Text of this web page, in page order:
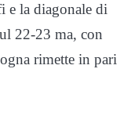
la diagonale di
22-23 ma, con
rimette in pari